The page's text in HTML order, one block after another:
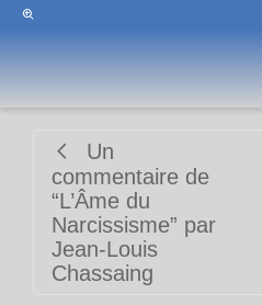
Un
commentaire de
“L’Âme du
Narcissisme” par
Jean-Louis
Chassaing